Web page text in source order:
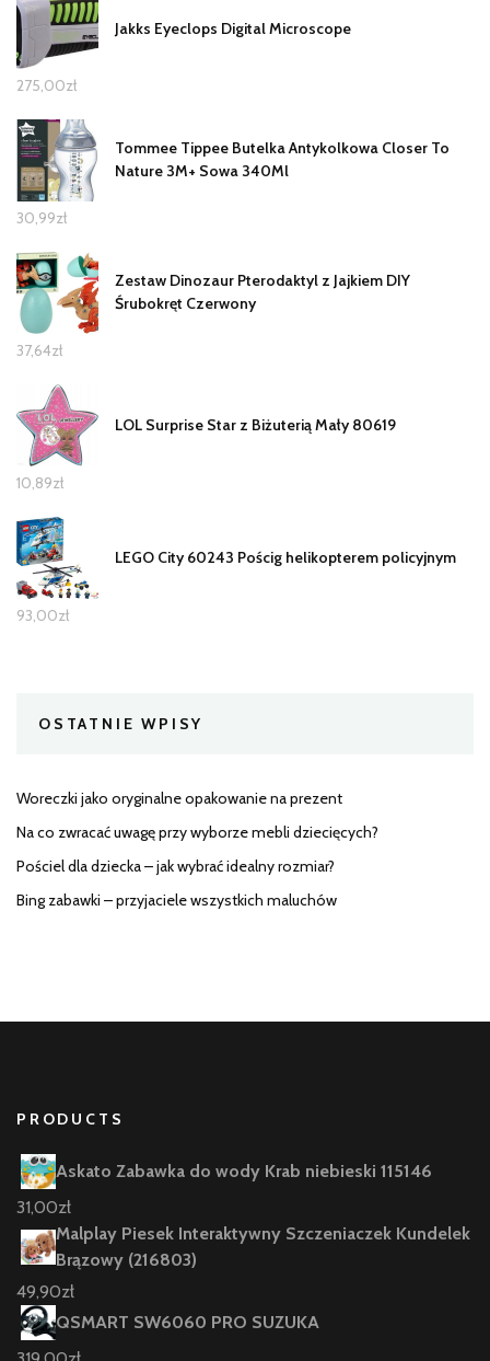
Jakks Eyeclops Digital Microscope
275,00zł
Tommee Tippee Butelka Antykolkowa Closer To
Nature 3M+ Sowa 340Ml
30,99zł
Zestaw Dinozaur Pterodaktyl z Jajkiem DIY
Śrubokręt Czerwony
37,64zł
LOL Surprise Star z Biżuterią Mały 80619
10,89zł
LEGO City 60243 Pościg helikopterem policyjnym
93,00zł
OSTATNIE WPISY
Woreczki jako oryginalne opakowanie na prezent
Na co zwracać uwagę przy wyborze mebli dziecięcych?
Pościel dla dziecka – jak wybrać idealny rozmiar?
Bing zabawki – przyjaciele wszystkich maluchów
PRODUCTS
Askato Zabawka do wody Krab niebieski 115146
31,00zł
Malplay Piesek Interaktywny Szczeniaczek Kundelek
Brązowy (216803)
49,90zł
QSMART SW6060 PRO SUZUKA